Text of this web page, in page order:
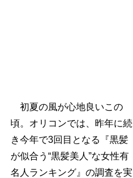
初夏の風が心地良いこの
頃。オリコンでは、昨年に続
き今年で3回目となる『黒髪
が似合う“黒髪美人”な女性有
名人ランキング』の調査を実